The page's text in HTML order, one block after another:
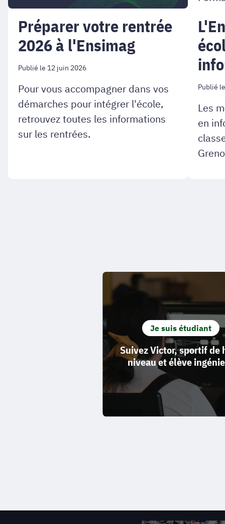
Préparer votre rentrée
2026 à l'Ensimag
Publié le 12 juin 2026
Pour vous accompagner dans vos
démarches pour intégrer l'école,
retrouvez toutes les informations
sur les rentrées.
Publié
Les
en
Je suis étudiant
Suivez Victor, sportif de
niveau et élève